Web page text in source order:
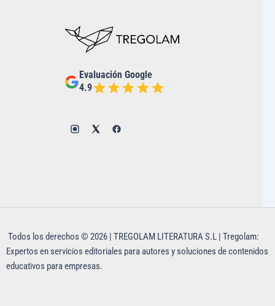
Evaluación Google
4.9
Todos los derechos © 2026 | TREGOLAM LITERATURA S.L | Tregolam:
Expertos en servicios editoriales para autores y soluciones de contenidos
educativos para empresas.